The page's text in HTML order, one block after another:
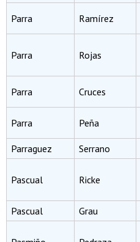
Parra Ramírez
Parra Rojas
Parra Cruces
Parra Peña
Parraguez Serrano
Pascual Ricke
Pascual
Grau